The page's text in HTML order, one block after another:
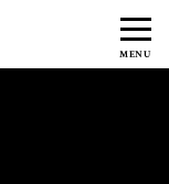
MENU
ローカ